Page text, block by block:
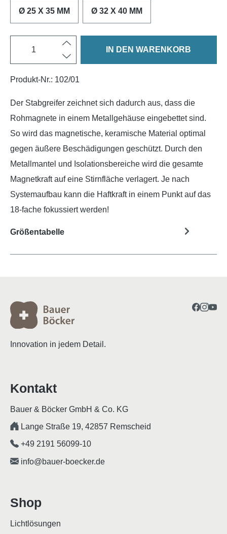
Ø 25 X 35 MM Ø 32 X 40 MM
IN DEN WARENKORB
Produkt-Nr.: 102/01
Der Stabgreifer zeichnet sich dadurch aus, dass die
Rohmagnete in einem Metallgehäuse eingebettet sind.
So wird das magnetische, keramische Material optimal
gegen äußere Beschädigungen geschützt. Durch den
Metallmantel und Isolationsbereiche wird die gesamte
Magnetkraft auf eine Stirnfläche verlagert. Je nach
Systemaufbau kann die Haftkraft in einem Punkt auf das
18-fache fokussiert werden!
Größentabelle
Innovation in jedem Detail.
Kontakt
Bauer & Böcker GmbH & Co. KG
Lange Straße 19, 42857 Remscheid
+49 2191 56099-10
info@bauer-boecker.de
Shop
Lichtlösungen